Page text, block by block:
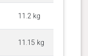
11.2 kg
11.15 kg